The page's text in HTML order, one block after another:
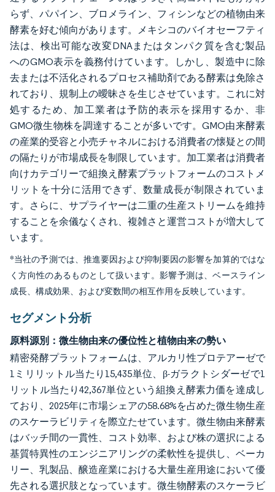
らず、パパイン、ブロメライン、フィシンなどの植物由来
酵素を好む傾向があります。メキシコのバイオセーフティ
法は、検出可能な改変DNAまたはタンパク質を含む製品
へのGMO表示を義務付けています。しかし、製造中に除
去または不活化されるプロセス補助剤である酵素は免除さ
れており、規制上の曖昧さを生じさせています。これに対
処するため、加工業者は予防的表示を採用するか、非
GMO微生物株を調達することが多いです。GMO由来酵素
の産業的受容と小売チャネルにおける消費者の懐疑との間
の隔たりが市場成長を制限しています。加工業者は消費者
向けカテゴリーで組換え酵素プラットフォームのコストメ
リットを十分に活用できず、数量成長が制限されていま
す。さらに、サプライヤーは二重の生産ストリームを維持
することを余儀なくされ、複雑さと運営コストが増大して
います。
*当社の予測では、推進要因および抑制要因の影響を加算的ではな
く方向性のあるものとして扱います。影響予測は、ベースライン
成長、構成効果、および変数間の相互作用を反映しています。
セグメント分析
原料源別：微生物由来の優位性と植物由来の勢い
精密発酵プラットフォームは、アルカリ性プロテアーゼで
1ミリリットル当たり15,435単位、β-ガラクトシダーゼで1
リットル当たり42,367単位という組換え酵素力価を達成し
ており、2025年に市場シェアの58.68%を占めた微生物生産
のスケーラビリティを際立たせています。微生物由来酵素
はバッチ間の一貫性、コスト効率、および株の選択による
基質特異性のエンジニアリングの柔軟性を提供し、ベーカ
リー、乳製品、醸造産業における大量生産用途において優
先される選択肢となっています。微生物酵素のスケーラビ